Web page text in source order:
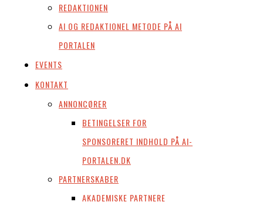
REDAKTIONEN
AI OG REDAKTIONEL METODE PÅ AI
PORTALEN
EVENTS
KONTAKT
ANNONCØRER
BETINGELSER FOR
SPONSORERET INDHOLD PÅ AI-
PORTALEN.DK
PARTNERSKABER
AKADEMISKE PARTNERE